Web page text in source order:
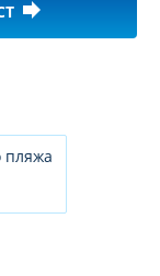
forward
пляжа